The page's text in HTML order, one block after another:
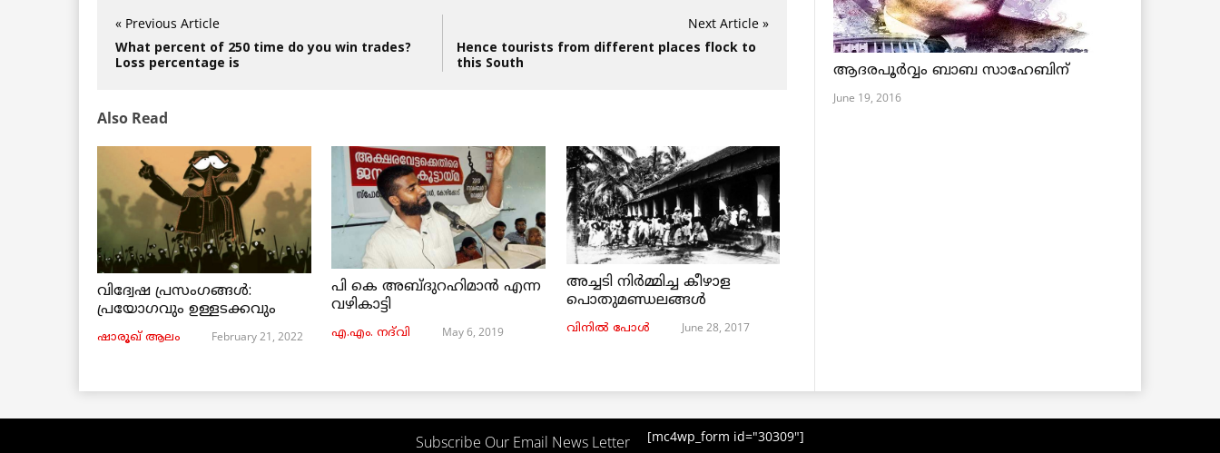
« Previous Article
What percent of 250 time do you win trades?
Loss percentage is
Next Article »
Hence tourists from different places flock to
this South
Also Read
വിദ്വേഷ പ്രസംഗങ്ങൾ:
പ്രയോഗവും ഉള്ളടക്കവും
ഷാരൂഖ് ആലം February 21, 2022
പി കെ അബ്ദുറഹിമാൻ എന്ന
വഴികാട്ടി
എ.എം. നദ്‌വി May 6, 2019
അച്ചടി നിര്‍മ്മിച്ച കീഴാള
പൊതുമണ്ഡലങ്ങള്‍
വിനില്‍ പോള്‍ June 28, 2017
ആദരപൂര്‍വ്വം ബാബ സാഹേബിന്
June 19, 2016
Subscribe Our Email News Letter [mc4wp_form id="30309"]